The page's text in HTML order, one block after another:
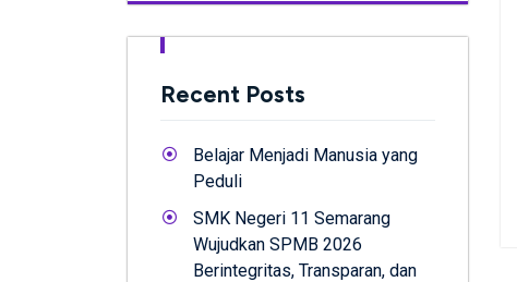
Recent Posts
Belajar Menjadi Manusia yang
Peduli
SMK Negeri 11 Semarang
Wujudkan SPMB 2026
Berintegritas, Transparan, dan